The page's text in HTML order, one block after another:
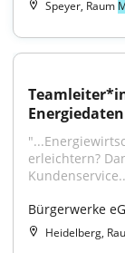
Speyer, Raum
erleichtern?
Bürgerwerke eG
Heidelberg,